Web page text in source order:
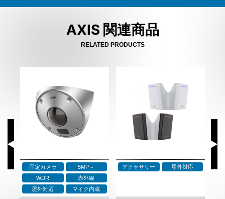
AXIS 関連商品
RELATED PRODUCTS
アクセサリー
ネットワークスピーカー
屋外対応
アクセサリー ア